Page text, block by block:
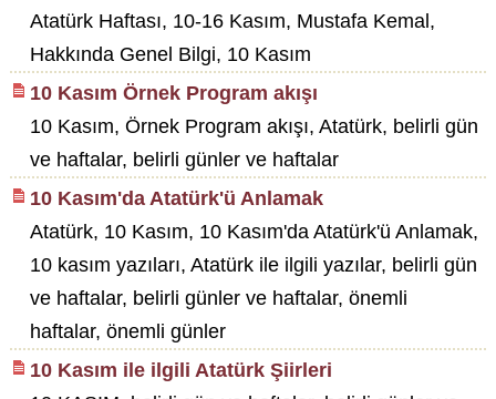
Atatürk Haftası, 10-16 Kasım, Mustafa Kemal,
Hakkında Genel Bilgi, 10 Kasım
10 Kasım Örnek Program akışı
10 Kasım, Örnek Program akışı, Atatürk, belirli gün
ve haftalar, belirli günler ve haftalar
10 Kasım'da Atatürk'ü Anlamak
Atatürk, 10 Kasım, 10 Kasım'da Atatürk'ü Anlamak,
10 kasım yazıları, Atatürk ile ilgili yazılar, belirli gün
ve haftalar, belirli günler ve haftalar, önemli
haftalar, önemli günler
10 Kasım ile ilgili Atatürk Şiirleri